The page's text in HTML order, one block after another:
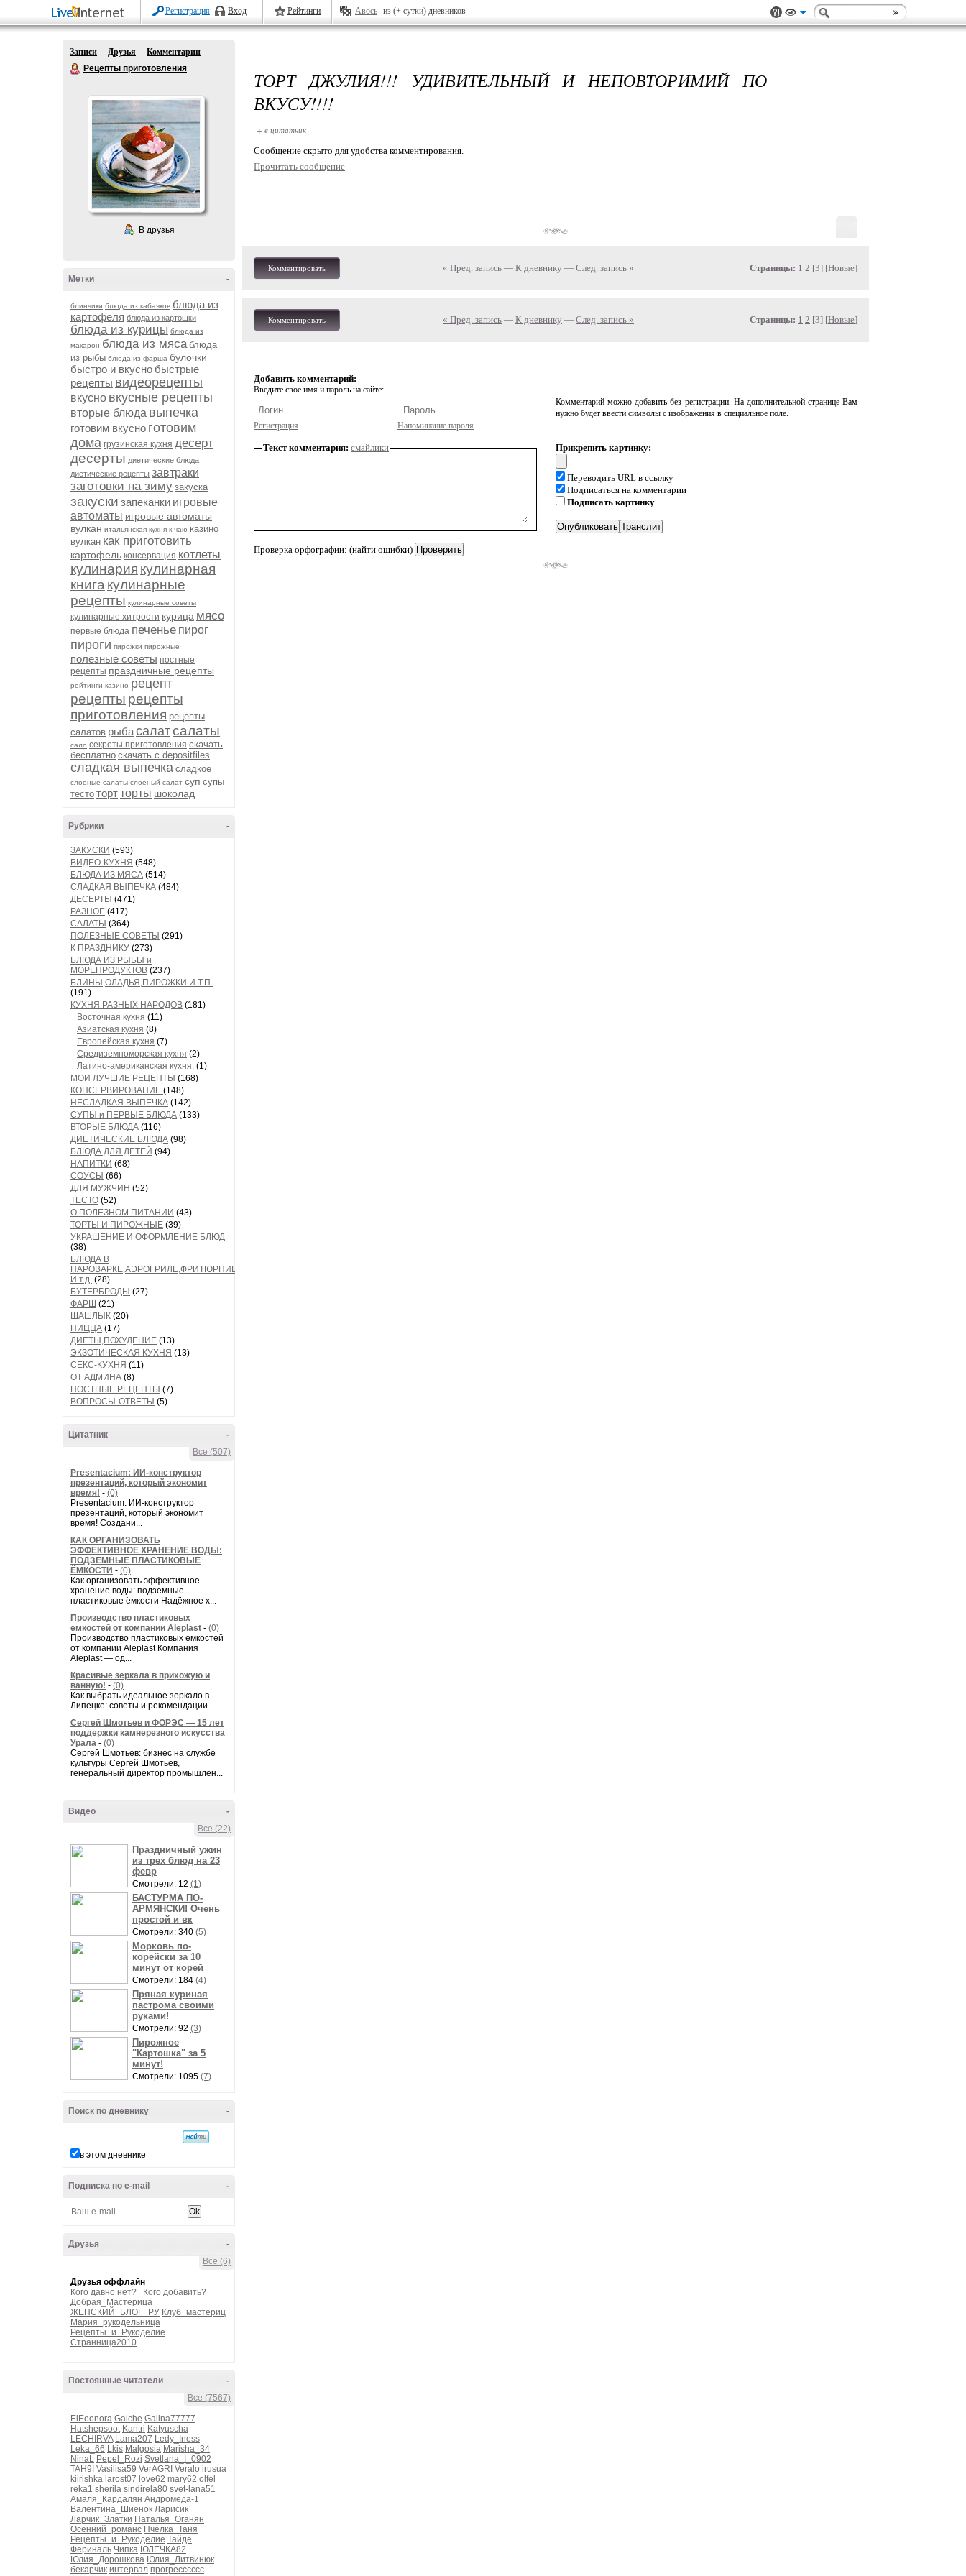
Регистрация Вход Рейтинги Авось из (+ сутки) дневников
Записи Друзья
Комментарии
Рецепты приготовления
В друзья
-
Метки
блинчики блюда из кабачков блюда из
картофеля блюда из картошки
блюда из курицы блюда из
макарон блюда из мяса блюда
из рыбы блюда из фарша булочки
быстро и вкусно быстрые
рецепты видеорецепты
вкусно вкусные рецепты
вторые блюда выпечка
готовим вкусно готовим
дома грузинская кухня десерт
десерты диетические блюда
диетические рецепты завтраки
заготовки на зиму закуска
закуски запеканки игровые
автоматы игровые автоматы
вулкан итальянская кухня к чаю казино
вулкан как приготовить
картофель консервация котлеты
кулинария кулинарная
книга кулинарные
рецепты кулинарные советы
кулинарные хитрости курица мясо
первые блюда печенье пирог
пироги пирожки пирожные
полезные советы постные
рецепты праздничные рецепты
рейтинги казино рецепт
рецепты рецепты
приготовления рецепты
салатов рыбасалатсалаты
сало секреты приготовления скачать
бесплатно скачать с depositfiles
сладкая выпечка сладкое
слоеные салаты слоеный салат суп супы
тесто тортторты шоколад
-
Рубрики
ЗАКУСКИ (593)
ВИДЕО-КУХНЯ (548)
БЛЮДА ИЗ МЯСА (514)
СЛАДКАЯ ВЫПЕЧКА (484)
ДЕСЕРТЫ (471)
РАЗНОЕ (417)
САЛАТЫ (364)
ПОЛЕЗНЫЕ СОВЕТЫ (291)
К ПРАЗДНИКУ (273)
БЛЮДА ИЗ РЫБЫ и
МОРЕПРОДУКТОВ (237)
БЛИНЫ,ОЛАДЬЯ,ПИРОЖКИ И Т.П.
(191)
КУХНЯ РАЗНЫХ НАРОДОВ (181)
Восточная кухня (11)
Азиатская кухня (8)
Европейская кухня (7)
Средиземноморская кухня (2)
Латино-американская кухня. (1)
МОИ ЛУЧШИЕ РЕЦЕПТЫ (168)
КОНСЕРВИРОВАНИЕ (148)
НЕСЛАДКАЯ ВЫПЕЧКА (142)
СУПЫ и ПЕРВЫЕ БЛЮДА (133)
ВТОРЫЕ БЛЮДА (116)
ДИЕТИЧЕСКИЕ БЛЮДА (98)
БЛЮДА ДЛЯ ДЕТЕЙ (94)
НАПИТКИ (68)
СОУСЫ (66)
ДЛЯ МУЖЧИН (52)
ТЕСТО (52)
О ПОЛЕЗНОМ ПИТАНИИ (43)
ТОРТЫ И ПИРОЖНЫЕ (39)
УКРАШЕНИЕ И ОФОРМЛЕНИЕ БЛЮД
(38)
БЛЮДА В
ПАРОВАРКЕ,АЭРОГРИЛЕ,ФРИТЮРНИЦЕ
И т.д. (28)
БУТЕРБРОДЫ (27)
ФАРШ (21)
ШАШЛЫК (20)
ПИЦЦА (17)
ДИЕТЫ,ПОХУДЕНИЕ (13)
ЭКЗОТИЧЕСКАЯ КУХНЯ (13)
СЕКС-КУХНЯ (11)
ОТ АДМИНА (8)
ПОСТНЫЕ РЕЦЕПТЫ (7)
ВОПРОСЫ-ОТВЕТЫ (5)
-
Цитатник
Все (507)
Presentacium: ИИ‑конструктор
презентаций, который экономит
время! - (0)
Presentacium: ИИ‑конструктор
презентаций, который экономит
время! Создани...
КАК ОРГАНИЗОВАТЬ
ЭФФЕКТИВНОЕ ХРАНЕНИЕ ВОДЫ:
ПОДЗЕМНЫЕ ПЛАСТИКОВЫЕ
ЁМКОСТИ - (0)
Как организовать эффективное
хранение воды: подземные
пластиковые ёмкости Надёжное х...
Производство пластиковых
емкостей от компании Aleplast - (0)
Производство пластиковых емкостей
от компании Aleplast Компания
Aleplast — од...
Красивые зеркала в прихожую и
ванную! - (0)
Как выбрать идеальное зеркало в
Липецке: советы и рекомендации ...
Сергей Шмотьев и ФОРЭС — 15 лет
поддержки камнерезного искусства
Урала - (0)
Сергей Шмотьев: бизнес на службе
культуры Сергей Шмотьев,
генеральный директор промышлен...
-
Видео
Все (22)
Праздничный ужин
из трех блюд на 23
февр
Смотрели: 12 (1)
БАСТУРМА ПО-
АРМЯНСКИ! Очень
простой и вк
Смотрели: 340 (5)
Морковь по-
корейски за 10
минут от корей
Смотрели: 184 (4)
Пряная куриная
пастрома своими
руками!
Смотрели: 92 (3)
Пирожное
"Картошка" за 5
минут!
Смотрели: 1095 (7)
-
Поиск по дневнику
в этом дневнике
-
Подписка по e-mail
-
Друзья
Все (6)
Друзья оффлайн
Кого давно нет?
Кого добавить?
Добрая_Мастерица
ЖЕНСКИЙ_БЛОГ_РУ Клуб_мастериц
Мария_рукодельница
Рецепты_и_Рукоделие
Странница2010
-
Постоянные читатели
Все (7567)
ElEeonora Galche Galina77777
Hatshepsoot Kantri Katyuscha
LECHIRVA Lama207 Ledy_Iness
Leka_66 Lkis Malgosia Marisha_34
NinaL Pepel_Rozi Svetlana_I_0902
TAH9I Vasilisa59 VerAGRI Veralo irusua
kiirishka larost07 love62 mary62 olfel
reka1 sherila sindirela80 svet-lana51
Амаля_Кардалян Андромеда-1
Валентина_Шиенок Ларисик
Ларчик_Златки Наталья_Оганян
Осенний_романс Пчёлка_Таня
Рецепты_и_Рукоделие Тайде
Фериналь Чипка ЮЛЕЧКА82
Юлия_Дорошкова Юлия_Литвинюк
бекарчик интервал прогресссссс
ТОРТ ДЖУЛИЯ!!! УДИВИТЕЛЬНЫЙ И НЕПОВТОРИМИЙ ПО
ВКУСУ!!!!
+ в цитатник
Cообщение скрыто для удобства комментирования.
Прочитать сообщение
Комментировать « Пред. запись — К дневнику — След. запись » Страницы: 1 2 [3] [Новые]
Комментировать « Пред. запись — К дневнику — След. запись » Страницы: 1 2 [3] [Новые]
Добавить комментарий:
Введите свое имя и пароль на сайте:
Регистрация Напоминание пароля
Комментарий можно добавить без регистрации. На дополнительной странице Вам
нужно будет ввести символы с изображения в специальное поле.
Текст комментария: смайлики
Проверка орфографии: (найти ошибки)
Прикрепить картинку:
Переводить URL в ссылку
Подписаться на комментарии
Подписать картинку